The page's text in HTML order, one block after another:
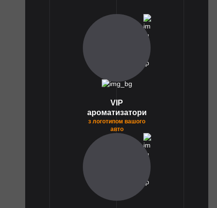
VIP
ароматизатори
з логотипом вашого
авто